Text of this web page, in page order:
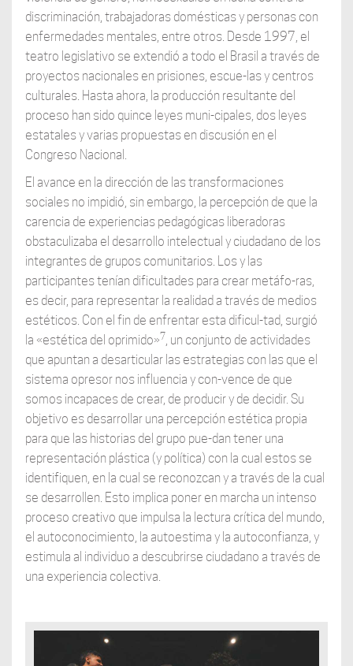
discriminación, trabajadoras domésticas y personas con
enfermedades mentales, entre otros. Desde 1997, el
teatro legislativo se extendió a todo el Brasil a través de
proyectos nacionales en prisiones, escue-las y centros
culturales. Hasta ahora, la producción resultante del
proceso han sido quince leyes muni-cipales, dos leyes
estatales y varias propuestas en discusión en el
Congreso Nacional.
El avance en la dirección de las transformaciones
sociales no impidió, sin embargo, la percepción de que la
carencia de experiencias pedagógicas liberadoras
obstaculizaba el desarrollo intelectual y ciudadano de los
integrantes de grupos comunitarios. Los y las
participantes tenían dificultades para crear metáfo-ras,
es decir, para representar la realidad a través de medios
estéticos. Con el fin de enfrentar esta dificul-tad, surgió
la «estética del oprimido»7, un conjunto de actividades
que apuntan a desarticular las estrategias con las que el
sistema opresor nos influencia y con-vence de que
somos incapaces de crear, de producir y de decidir. Su
objetivo es desarrollar una percepción estética propia
para que las historias del grupo pue-dan tener una
representación plástica (y política) con la cual estos se
identifiquen, en la cual se reconozcan y a través de la cual
se desarrollen. Esto implica poner en marcha un intenso
proceso creativo que impulsa la lectura crítica del mundo,
el autoconocimiento, la autoestima y la autoconfianza, y
estimula al individuo a descubrirse ciudadano a través de
una experiencia colectiva.